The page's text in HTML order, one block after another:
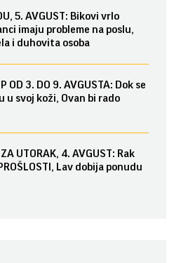
5. AVGUST: Bikovi vrlo
imaju probleme na poslu,
i duhovita osoba
OD 3. DO 9. AVGUSTA: Dok se
u svoj koži, Ovan bi rado
ZA UTORAK, 4. AVGUST: Rak
Lav dobija ponudu